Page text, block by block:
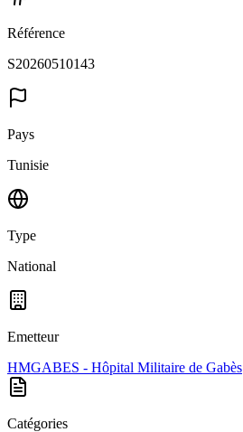
Référence
S20260510143
Pays
Tunisie
Type
National
Emetteur
HMGABES - Hôpital Militaire de Gabès
Catégories